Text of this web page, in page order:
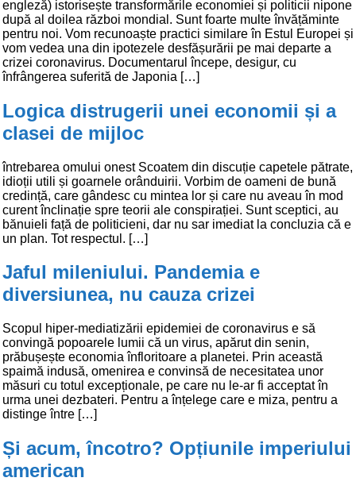
engleză) istorisește transformările economiei și politicii nipone
după al doilea război mondial. Sunt foarte multe învățăminte
pentru noi. Vom recunoaște practici similare în Estul Europei și
vom vedea una din ipotezele desfășurării pe mai departe a
crizei coronavirus. Documentarul începe, desigur, cu
înfrângerea suferită de Japonia […]
Logica distrugerii unei economii și a
clasei de mijloc
întrebarea omului onest Scoatem din discuție capetele pătrate,
idioții utili și goarnele orânduirii. Vorbim de oameni de bună
credință, care gândesc cu mintea lor și care nu aveau în mod
curent înclinație spre teorii ale conspirației. Sunt sceptici, au
bănuieli față de politicieni, dar nu sar imediat la concluzia că e
un plan. Tot respectul. […]
Jaful mileniului. Pandemia e
diversiunea, nu cauza crizei
Scopul hiper-mediatizării epidemiei de coronavirus e să
convingă popoarele lumii că un virus, apărut din senin,
prăbușește economia înfloritoare a planetei. Prin această
spaimă indusă, omenirea e convinsă de necesitatea unor
măsuri cu totul excepționale, pe care nu le-ar fi acceptat în
urma unei dezbateri. Pentru a înțelege care e miza, pentru a
distinge între […]
Și acum, încotro? Opțiunile imperiului
american